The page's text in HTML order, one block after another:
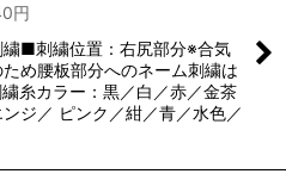
円
繍■刺繍位置：右尻部分※合気
め腰板部分へのネーム刺繍は
糸カラー：黒／白／赤／金茶
ンジ／ ピンク／紺／青／水色／